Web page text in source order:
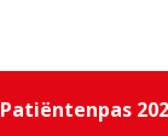
Patiëntenpas